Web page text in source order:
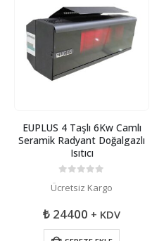
EUPLUS 4 Taşlı 6Kw Camlı
Seramik Radyant Doğalgazlı
Isıtıcı
Ücretsiz Kargo
₺ 24400 + KDV